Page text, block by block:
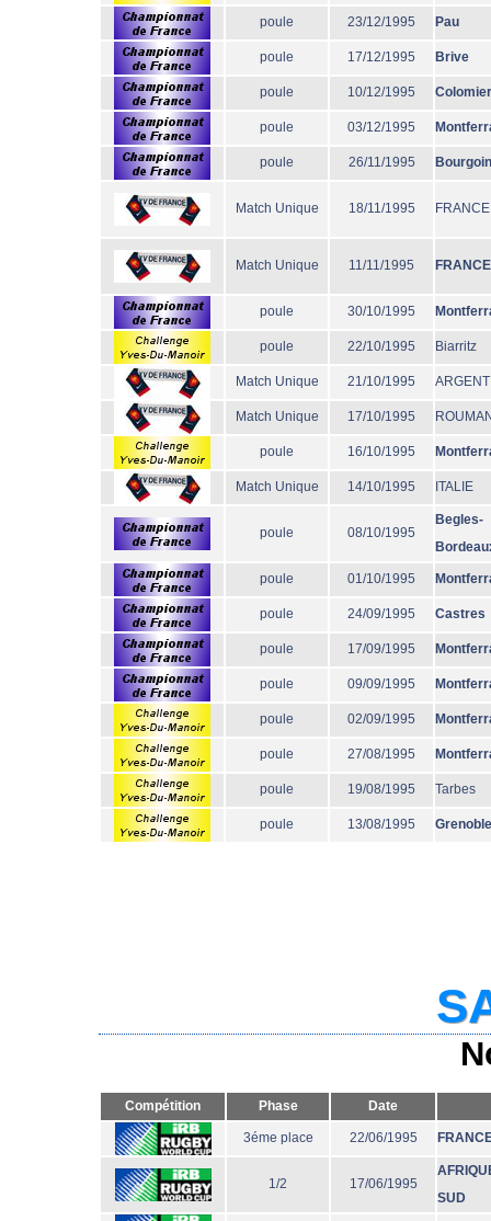
poule 23/12/1995 Pau
poule 17/12/1995 Brive
poule 10/12/1995
poule 03/12/1995
poule 26/11/1995 Bourgoin
Match Unique 18/11/1995 FRANCE
Match Unique 11/11/1995 FRANCE
poule 30/10/1995
poule 22/10/1995 Biarritz
Match Unique 21/10/1995
Match Unique 17/10/1995
poule 16/10/1995
Match Unique 14/10/1995 ITALIE
poule 08/10/1995
Begles-
poule 01/10/1995
poule 24/09/1995 Castres
poule 17/09/1995
poule 09/09/1995
poule 02/09/1995
poule 27/08/1995
poule 19/08/1995 Tarbes
poule 13/08/1995 Grenoble
Compétition Phase Date
3éme place 22/06/1995
1/2 17/06/1995
SUD